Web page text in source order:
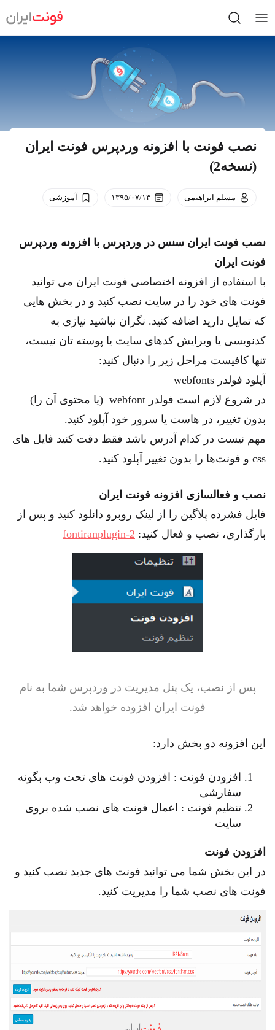
to
content
نصب فونت با افزونه وردپرس فونت ایران
(نسخه2)
مسلم ابراهیمی ۱۳۹۵/۰۷/۱۴ آموزشی
نصب فونت ایران سنس در وردپرس با افزونه وردپرس
فونت ایران
با استفاده از افزونه اختصاصی فونت ایران می توانید
فونت های خود را در سایت نصب کنید و در بخش هایی
که تمایل دارید اضافه کنید. نگران نباشید نیازی به
کدنویسی یا ویرایش کدهای سایت یا پوسته تان نیست،
تنها کافیست مراحل زیر را دنبال کنید:
آپلود فولدر webfonts
در شروع لازم است فولدر webfont (یا محتوی آن را)
بدون تغییر، در هاست یا سرور خود آپلود کنید.
مهم نیست در کدام آدرس باشد فقط دقت کنید فایل های
css و فونت‌ها را بدون تغییر آپلود کنید.
نصب و فعالسازی افزونه فونت ایران
فایل فشرده پلاگین را از لینک روبرو دانلود کنید و پس از
بارگذاری، نصب و فعال کنید: fontiranplugin-2
پس از نصب، یک پنل مدیریت در وردپرس شما به نام
فونت ایران افزوده خواهد شد.
این افزونه دو بخش دارد:
افزودن فونت : افزودن فونت های تحت وب بگونه
سفارشی
تنظیم فونت : اعمال فونت های نصب شده بروی
سایت
افزودن فونت
در این بخش شما می توانید فونت های جدید نصب کنید و
فونت های نصب شما را مدیریت کنید.